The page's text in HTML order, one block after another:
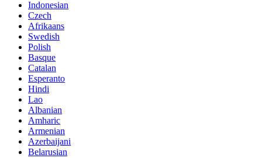
Indonesian
Czech
Afrikaans
Swedish
Polish
Basque
Catalan
Esperanto
Hindi
Lao
Albanian
Amharic
Armenian
Azerbaijani
Belarusian